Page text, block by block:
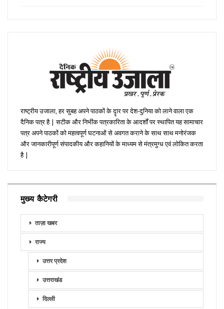
राष्ट्रीय उजाला, हर सुबह अपने पाठकों के दॄार पर देश-दुनिया को लाने वाला एक
दैनिक पत्र है | सटीक और निभींक पत्रकारिता के आदर्शों पर स्थापित यह सामाचार
पत्र अपने पाठकों को महत्वपूर्ण घटनाओं से अवगत कराने के साथ साथ मनोरंजक
और जानकारीपूर्ण संपादकीय और कहानियों के माध्यम से मंत्रमुग्ध एवं लोकित करता
है |
मुख्य कैटेगरी
ताज़ा खबर
राज्य
उत्तर प्रदेश
उत्तराखंड
दिल्ली